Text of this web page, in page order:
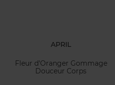
APRIL
Fleur d'Oranger Gommage
Douceur Corps